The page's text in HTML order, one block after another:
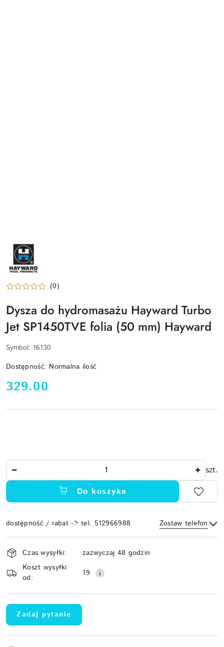
HAYWARD-
LOGO
(0)
Dysza do hydromasażu Hayward Turbo
Jet SP1450TVE folia (50 mm) Hayward
Symbol: 16130
Dostępność: Normalna ilość
cena:
329.00
szt.
Do koszyka
dostępność / rabat -> tel. 512966988 Zostaw telefon
Wyślij
Dostępność
i
dostawa
Czas wysyłki:
zazwyczaj 48 godzin
Koszt wysyłki
od:
19
Zadaj pytanie